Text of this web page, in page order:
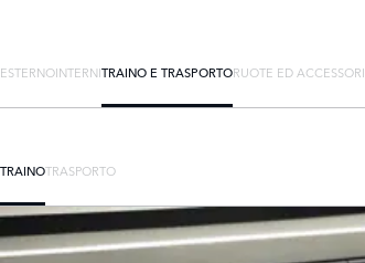
ESTERNOINTERNITRAINO E TRASPORTORUOTE ED ACCESSORI
TRAINOTRASPORTO